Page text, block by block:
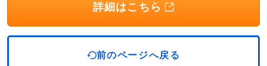
詳細はこちら
前のページへ戻る